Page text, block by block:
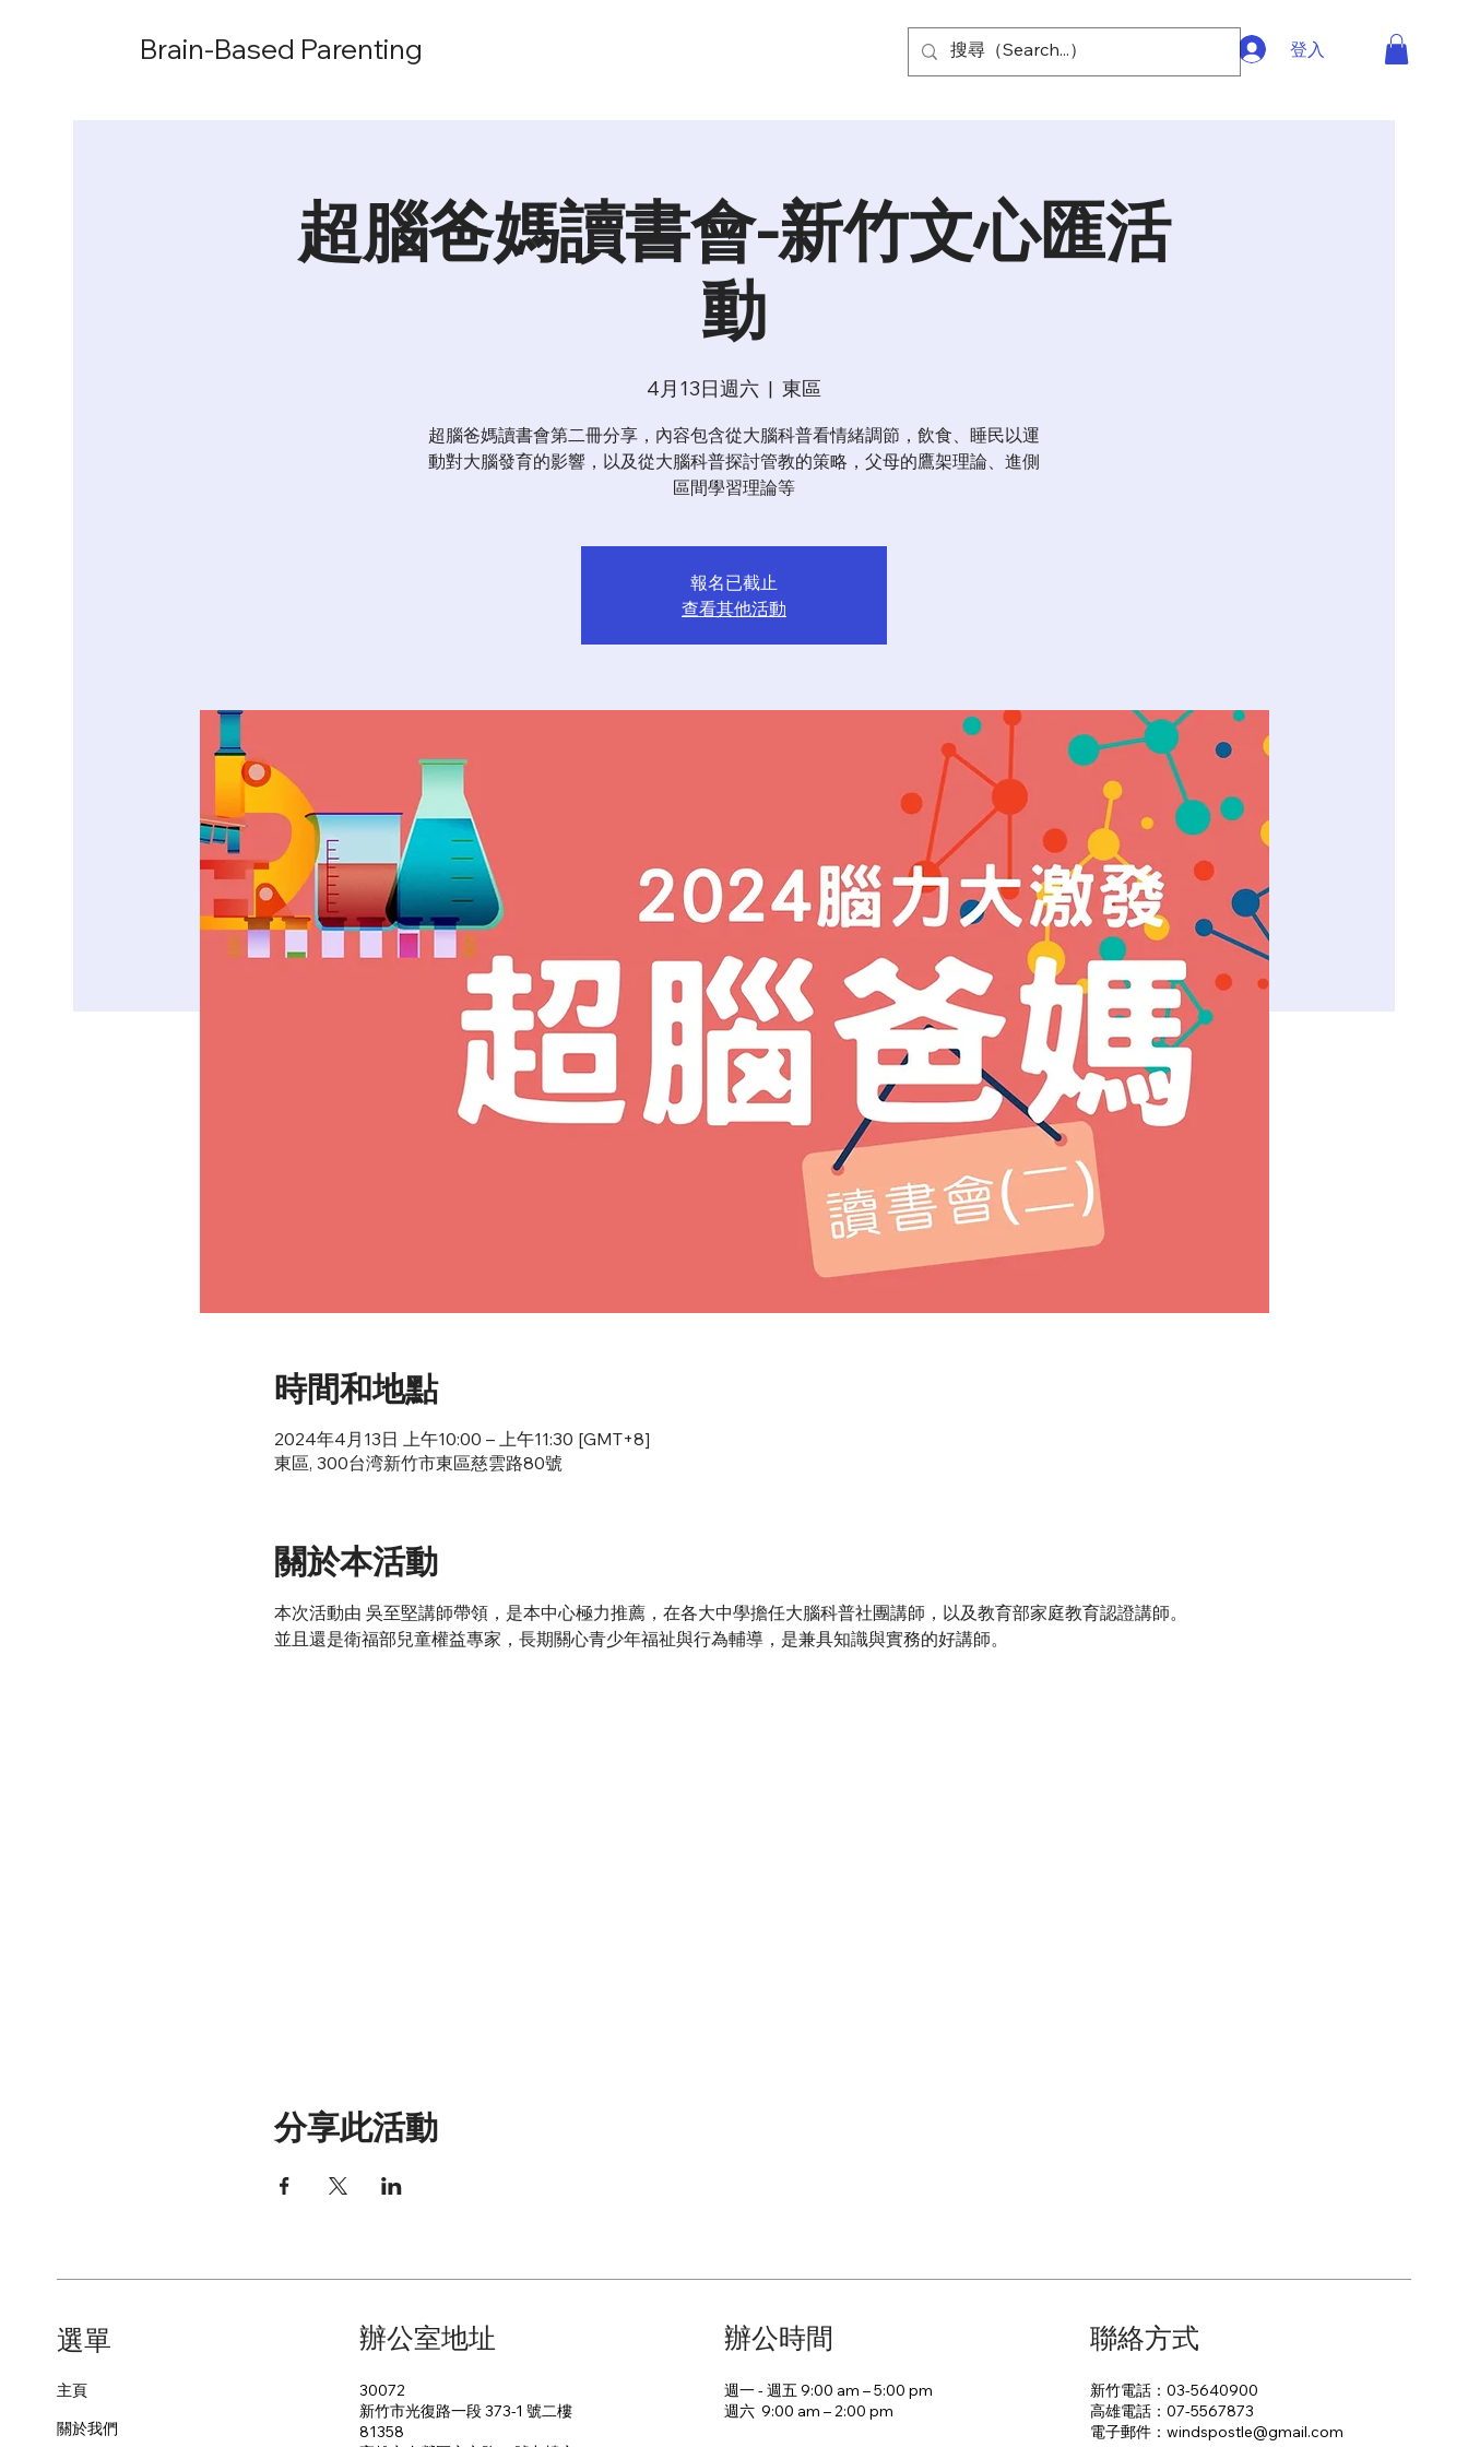
Brain-Based Parenting 登入
超腦爸媽讀書會-新竹文心匯活
動
4月13日週六
  |
東區
超腦爸媽讀書會第二冊分享，內容包含從大腦科普看情緒調節，飲食、睡民以運
動對大腦發育的影響，以及從大腦科普探討管教的策略，父母的鷹架理論、進側
區間學習理論等
報名已截止
查看其他活動
時間和地點
2024年4月13日 上午10:00 – 上午11:30 [GMT+8]
東區, 300台湾新竹市東區慈雲路80號
關於本活動
本次活動由 吳至堅講師帶領，是本中心極力推薦，在各大中學擔任大腦科普社團講師，以及教育部家庭教育認證講師。
並且還是衛福部兒童權益專家，長期關心青少年福祉與行為輔導，是兼具知識與實務的好講師。
分享此活動
主頁
關於我們
​選單 辦公室地址
30072
新竹市光復路一段 373-1 號二樓
81358
週一 - 週五 9:00 am – 5:00 pm
週六 9:00 am – 2:00 pm​
辦公時間
新竹電話：03-5640900
高雄電話：07-5567873
電子郵件：​windspostle@gmail.com
聯絡方式